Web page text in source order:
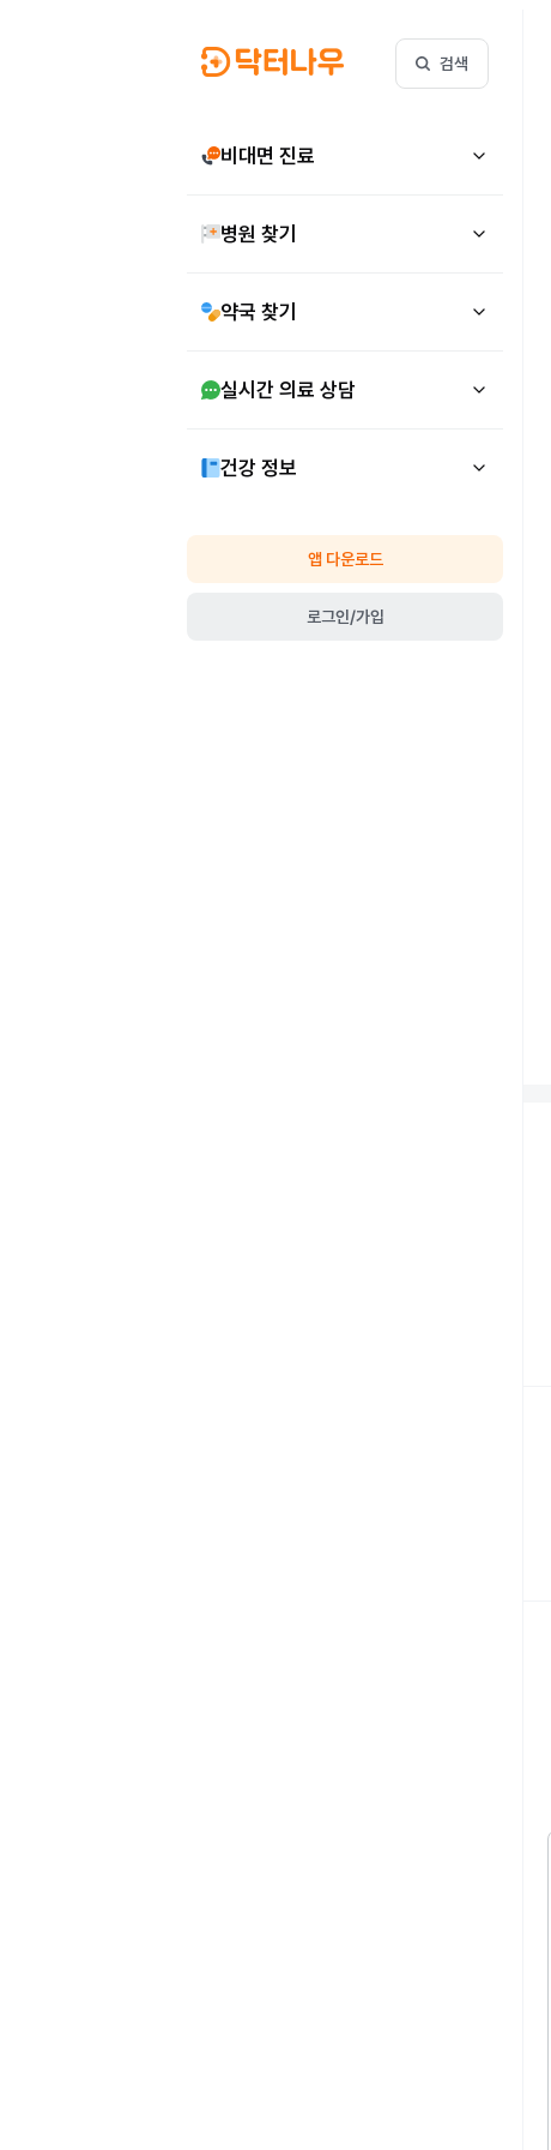
검색
비대면 진료
병원 찾기
약국 찾기
실시간 의료 상담
건강 정보
앱 다운로드
로그인/가입